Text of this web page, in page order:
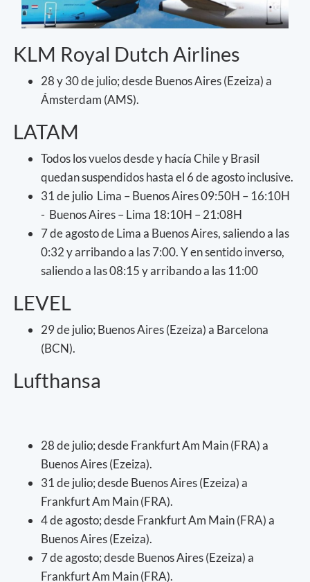
KLM Royal Dutch Airlines
28 y 30 de julio; desde Buenos Aires (Ezeiza) a
Ámsterdam (AMS).
LATAM
Todos los vuelos desde y hacía Chile y Brasil
quedan suspendidos hasta el 6 de agosto inclusive.
31 de julio Lima – Buenos Aires 09:50H – 16:10H
- Buenos Aires – Lima 18:10H – 21:08H
7 de agosto de Lima a Buenos Aires, saliendo a las
0:32 y arribando a las 7:00. Y en sentido inverso,
saliendo a las 08:15 y arribando a las 11:00
LEVEL
29 de julio; Buenos Aires (Ezeiza) a Barcelona
(BCN).
Lufthansa
28 de julio; desde Frankfurt Am Main (FRA) a
Buenos Aires (Ezeiza).
31 de julio; desde Buenos Aires (Ezeiza) a
Frankfurt Am Main (FRA).
4 de agosto; desde Frankfurt Am Main (FRA) a
Buenos Aires (Ezeiza).
7 de agosto; desde Buenos Aires (Ezeiza) a
Frankfurt Am Main (FRA).